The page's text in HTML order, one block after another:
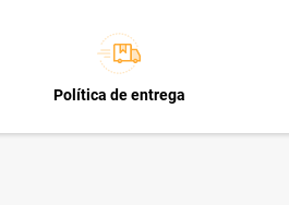
Política de entrega